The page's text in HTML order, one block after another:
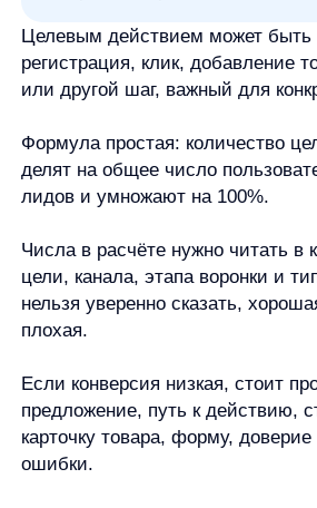
any
Деятельность в области ИТ
Согласие на получение рекламных и
Руководство пользователя
Функциональные характеристики